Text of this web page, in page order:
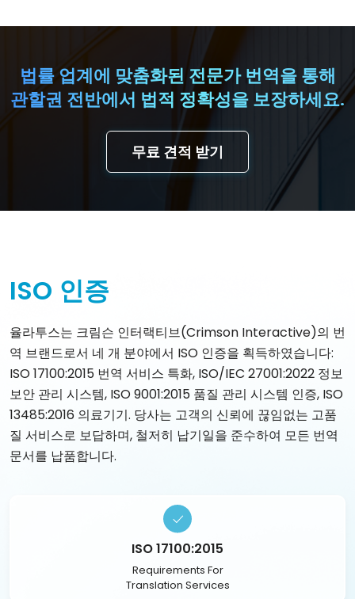
법률 업계에 맞춤화된 전문가 번역을 통해
관할권 전반에서 법적 정확성을 보장하세요.
무료 견적 받기
ISO 인증
율라투스는 크림슨 인터랙티브(Crimson Interactive)의 번
역 브랜드로서 네 개 분야에서 ISO 인증을 획득하였습니다:
ISO 17100:2015 번역 서비스 특화, ISO/IEC 27001:2022 정보
보안 관리 시스템, ISO 9001:2015 품질 관리 시스템 인증, ISO
13485:2016 의료기기. 당사는 고객의 신뢰에 끊임없는 고품
질 서비스로 보답하며, 철저히 납기일을 준수하여 모든 번역
문서를 납품합니다.
ISO 17100:2015
Requirements For
Translation Services